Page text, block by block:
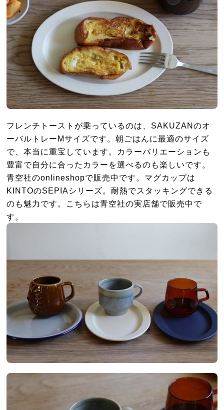
フレンチトーストが乗っているのは、SAKUZANのオ
ーバルトレーMサイズです。朝ごはんに最適のサイズ
で、本当に重宝しています。カラーバリエーションも
豊富で自分に合ったカラーを選べるのも楽しいです。
青空社のonlineshopで販売中です。マグカップは
KINTOのSEPIAシリーズ。耐熱でスタッキングできる
のも魅力です。こちらは青空社の実店舗で販売中で
す。